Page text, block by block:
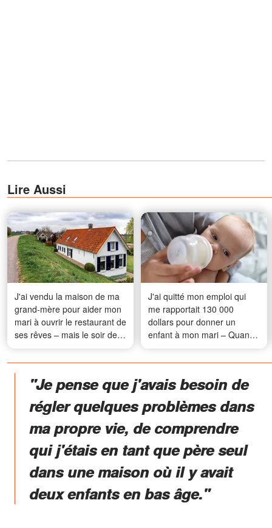
Lire Aussi
J'ai vendu la maison de ma
grand-mère pour aider mon
mari à ouvrir le restaurant de
ses rêves – mais le soir de
l'inauguration, il a présenté
une autre femme comme «
la véritable raison de ma
réussite »
J'ai quitté mon emploi qui
me rapportait 130 000
dollars pour donner un
enfant à mon mari – Quand
je lui ai demandé 30 dollars
pour acheter du lait en
laissée sans voix
"Je pense que j'avais besoin de
régler quelques problèmes dans
ma propre vie, de comprendre
qui j'étais en tant que père seul
dans une maison où il y avait
deux enfants en bas âge."